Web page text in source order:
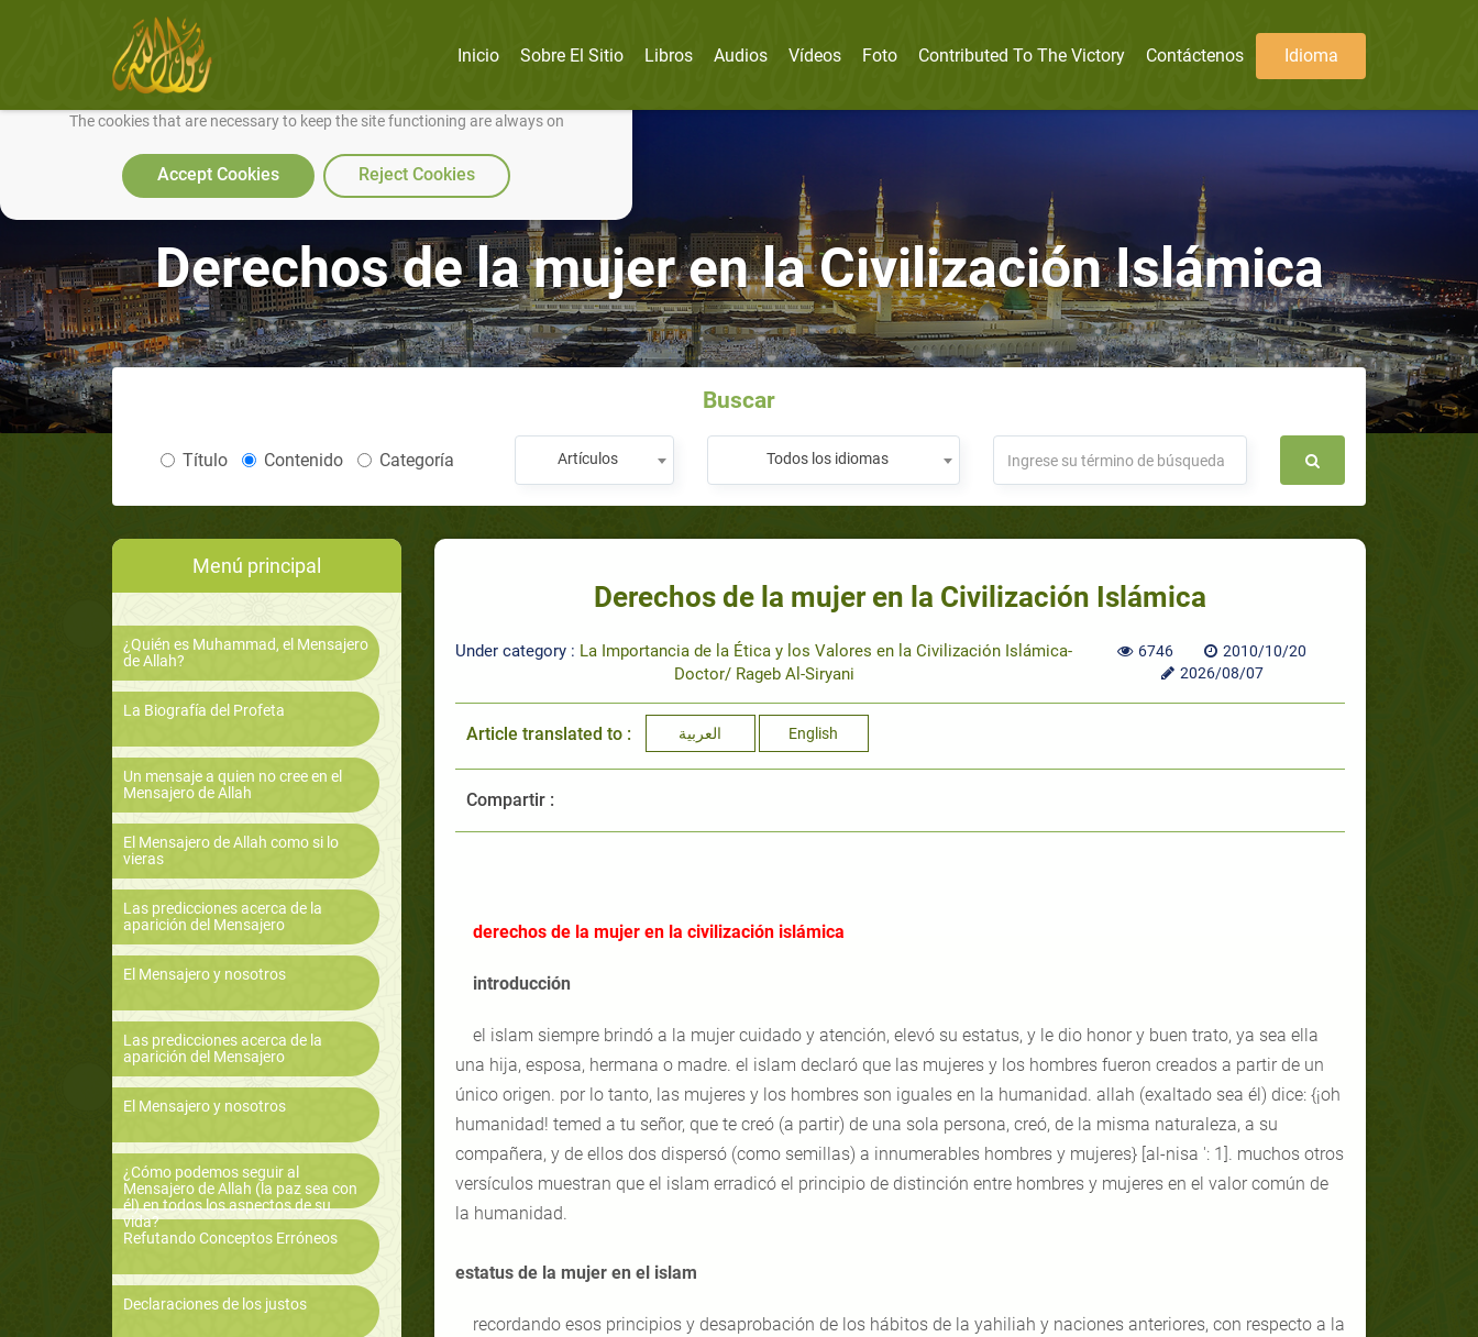
We use cookies to make our site work well for you and so we can continually improve it.
The cookies that are necessary to keep the site functioning are always on
Accept Cookies Reject Cookies
Inicio Sobre El Sitio Libros Audios Vídeos Foto Contributed To The Victory Contáctenos Idioma
Derechos de la mujer en la Civilización Islámica
Buscar
Título Contenido Categoría Artículos Todos los idiomas
Menú principal
¿Quién es Muhammad, el Mensajero
de Allah?
La Biografía del Profeta
Un mensaje a quien no cree en el
Mensajero de Allah
El Mensajero de Allah como si lo
vieras
Las predicciones acerca de la
aparición del Mensajero
El Mensajero y nosotros
Las predicciones acerca de la
aparición del Mensajero
El Mensajero y nosotros
¿Cómo podemos seguir al
Mensajero de Allah (la paz sea con
él) en todos los aspectos de su
vida?
Refutando Conceptos Erróneos
Declaraciones de los justos
Derechos de la mujer en la Civilización Islámica
Under category : La Importancia de la Ética y los Valores en la Civilización Islámica-
Doctor/ Rageb Al-Siryani
6746
2010/10/20
2026/08/07
Article translated to : العربية English
Compartir :
derechos de la mujer en la civilización islámica
introducción
el islam siempre brindó a la mujer cuidado y atención, elevó su estatus, y le dio honor y buen trato, ya sea ella
una hija, esposa, hermana o madre. el islam declaró que las mujeres y los hombres fueron creados a partir de un
único origen. por lo tanto, las mujeres y los hombres son iguales en la humanidad. allah (exaltado sea él) dice: {¡oh
humanidad! temed a tu señor, que te creó (a partir) de una sola persona, creó, de la misma naturaleza, a su
compañera, y de ellos dos dispersó (como semillas) a innumerables hombres y mujeres} [al-nisa ': 1]. muchos otros
versículos muestran que el islam erradicó el principio de distinción entre hombres y mujeres en el valor común de
la humanidad.
estatus de la mujer en el islam
recordando esos principios y desaprobación de los hábitos de la yahiliah y naciones anteriores, con respecto a la